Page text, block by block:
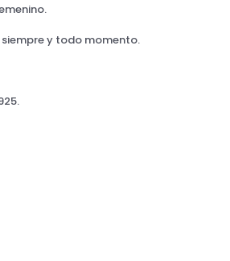
y todo momento.